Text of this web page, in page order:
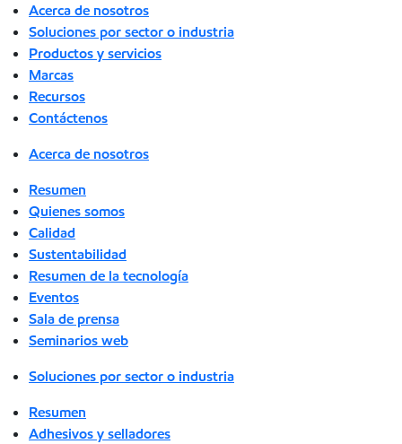
Acerca de nosotros
Soluciones por sector o industria
Productos y servicios
Marcas
Recursos
Contáctenos
Acerca de nosotros
Resumen
Quienes somos
Calidad
Sustentabilidad
Resumen de la tecnología
Eventos
Sala de prensa
Seminarios web
Soluciones por sector o industria
Resumen
Adhesivos y selladores